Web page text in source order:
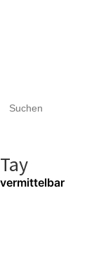
for:
Tay
vermittelbar